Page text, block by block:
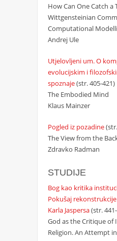
How Can One Catch
Wittgensteinian
Computational
Andrej Ule
Utjelovljeni um. O
evolucijskim i
spoznaje(str. 405-421)
The Embodied Mind
Klaus Mainzer
Pogled iz pozadine
The View from the
Zdravko Radman
STUDIJE
Bog kao kritika
Pokušaj
Karla Jaspersa(str.
God as the Critique
Religion. An Attempt